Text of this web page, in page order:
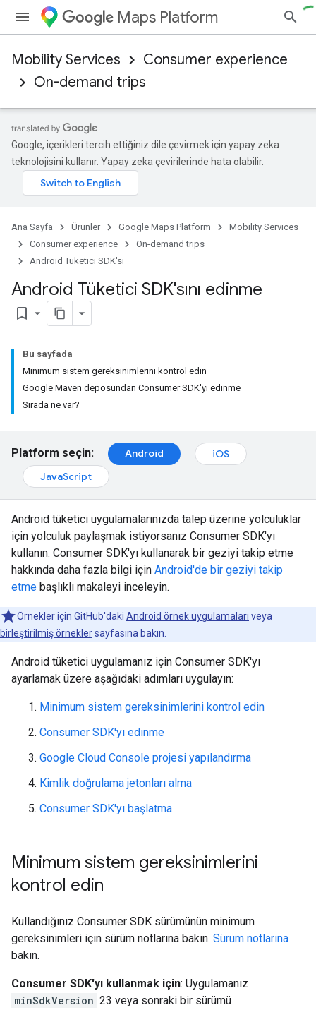
Maps Platform
Mobility Services
Consumer experience
On-demand trips
Google, içerikleri tercih ettiğiniz dile çevirmek için yapay zeka
teknolojisini kullanır. Yapay zeka çevirilerinde hata olabilir.
Ana Sayfa Ürünler Google Maps Platform
Mobility Services
Consumer experience
On-demand trips
Android Tüketici SDK'sı
Android Tüketici SDK'sını edinme
bookmark_border
Bu sayfada
Minimum sistem gereksinimlerini kontrol edin
Google Maven deposundan Consumer SDK'yı edinme
Sırada ne var?
Platform seçin: Android
iOS
JavaScript
Android tüketici uygulamalarınızda talep üzerine yolculuklar
için yolculuk paylaşmak istiyorsanız Consumer SDK'yı
kullanın. Consumer SDK'yı kullanarak bir geziyi takip etme
hakkında daha fazla bilgi için Android'de bir geziyi takip
etme başlıklı makaleyi inceleyin.
Örnekler için GitHub'daki Android örnek uygulamaları veya
birleştirilmiş örneklersayfasına bakın.
Android tüketici uygulamanız için Consumer SDK'yı
ayarlamak üzere aşağıdaki adımları uygulayın:
Minimum sistem gereksinimlerini kontrol edin
Consumer SDK'yı edinme
Google Cloud Console projesi yapılandırma
Kimlik doğrulama jetonları alma
Consumer SDK'yı başlatma
Minimum sistem gereksinimlerini
kontrol edin
Kullandığınız Consumer SDK sürümünün minimum
gereksinimleri için sürüm notlarına bakın. Sürüm notlarına
bakın.
Consumer SDK'yı kullanmak için: Uygulamanız
minSdkVersion 23 veya sonraki bir sürümü